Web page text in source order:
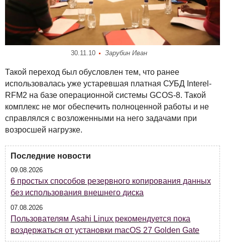
30.11.10 Зарубин Иван
Такой переход был обусловлен тем, что ранее
использовалась уже устаревшая платная СУБД Interel-
RFM2 на базе операционной системы GCOS-8. Такой
комплекс не мог обеспечить полноценной работы и не
справлялся с возложенными на него задачами при
возросшей нагрузке.
Последние новости
09.08.2026
6 простых способов резервного копирования данных
без использования внешнего диска
07.08.2026
Пользователям Asahi Linux рекомендуется пока
воздержаться от установки macOS 27 Golden Gate